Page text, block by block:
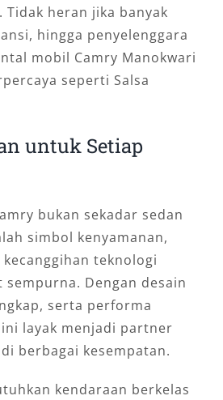
Tidak heran jika banyak
hingga penyelenggara
mobil Camry Manokwari
seperti Salsa
untuk Setiap
bukan sekadar sedan
simbol kenyamanan,
teknologi
sempurna. Dengan desain
serta performa
layak menjadi partner
berbagai kesempatan.
kendaraan berkelas